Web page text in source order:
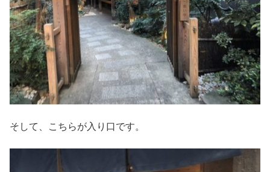
そして、こちらが入り口です。